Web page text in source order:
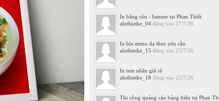
In băng rôn - banner tại Phan Thiết
alothietke_04đăng vào 27/7/26
In bìa menu da theo yêu cầu
alothietke_15 đăng vào 23/7/26
In tem nhãn giá rẻ
alothietke_18 đăng vào 22/7/26
Thi công quảng cáo bảng hiệu tại Phan